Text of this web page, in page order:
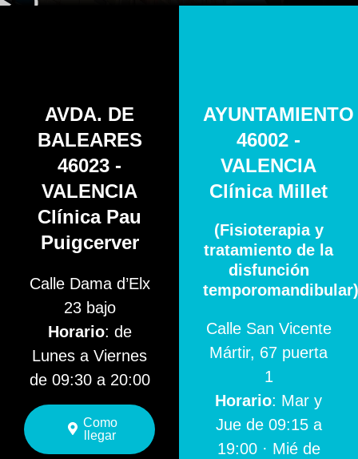
AVDA. DE
BALEARES
46023 -
VALENCIA
Clínica Pau
Puigcerver
Calle Dama d’Elx
23 bajo
Horario: de
Lunes a Viernes
de 09:30 a 20:00
Como
llegar
AYUNTAMIENTO
46002 -
VALENCIA
Clínica Millet
(Fisioterapia y
tratamiento de la
disfunción
temporomandibular)
Calle San Vicente
Mártir, 67 puerta
1
Horario: Mar y
Jue de 09:15 a
19:00 · Mié de